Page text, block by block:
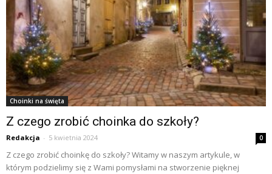
Choinki na święta
Z czego zrobić choinka do szkoły?
Redakcja - 5 kwietnia 2024 0
Z czego zrobić choinkę do szkoły? Witamy w naszym artykule, w
którym podzielimy się z Wami pomysłami na stworzenie pięknej